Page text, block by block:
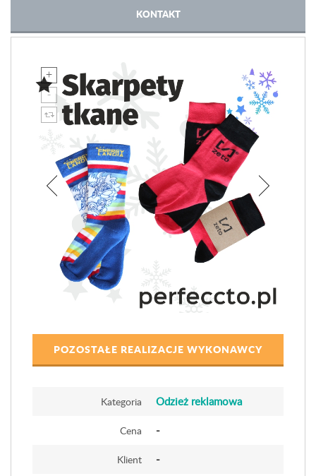
KONTAKT
POZOSTAŁE REALIZACJE WYKONAWCY
Kategoria Odzież reklamowa
Cena -
Klient -